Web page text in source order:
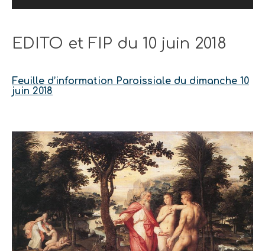
EDITO et FIP du 10 juin 2018
Feuille d’information Paroissiale du dimanche 10
juin 2018